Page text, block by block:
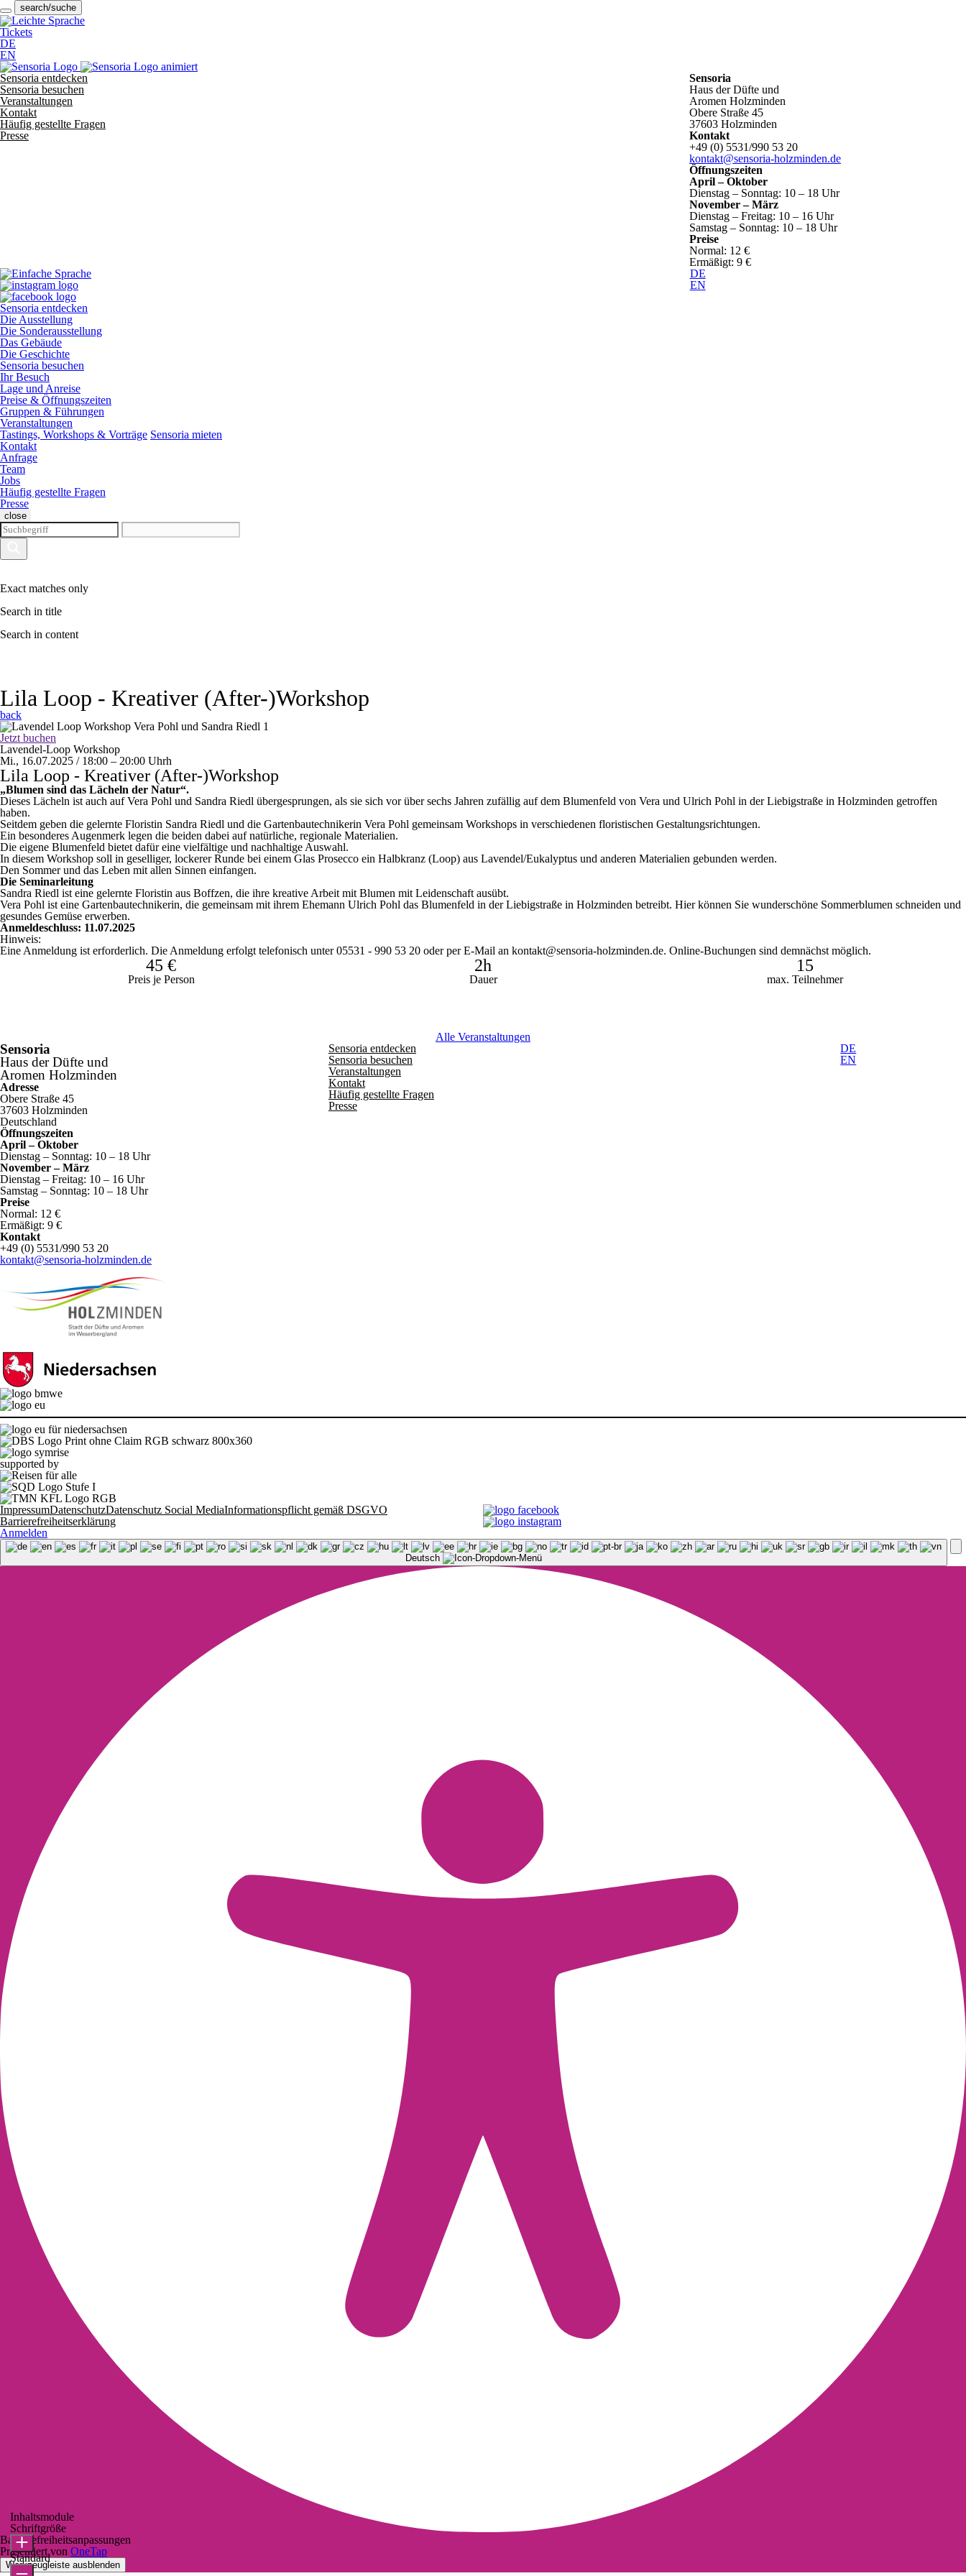
search/suche
Tickets
DE
EN
Sensoria entdecken
Sensoria besuchen
Veranstaltungen
Kontakt
Häufig gestellte Fragen
Presse
Sensoria
Haus der Düfte und
Aromen Holzminden
Obere Straße 45
37603 Holzminden
Kontakt
+49 (0) 5531/990 53 20
kontakt@sensoria-holzminden.de
Öffnungszeiten
April – Oktober
Dienstag – Sonntag: 10 – 18 Uhr
November – März
Dienstag – Freitag: 10 – 16 Uhr
Samstag – Sonntag: 10 – 18 Uhr
Preise
Normal: 12 €
Ermäßigt: 9 €
DE
EN
Sensoria entdecken
Die Ausstellung
Die Sonderausstellung
Das Gebäude
Die Geschichte
Sensoria besuchen
Ihr Besuch
Lage und Anreise
Preise & Öffnungszeiten
Gruppen & Führungen
Veranstaltungen
Tastings, Workshops & Vorträge Sensoria mieten
Kontakt
Anfrage
Team
Jobs
Häufig gestellte Fragen
Presse
close
Exact matches only
Search in title
Search in content
Lila Loop - Kreativer (After-)Workshop
back
Jetzt buchen
Lavendel-Loop Workshop
Mi., 16.07.2025 / 18:00 – 20:00 Uhrh
Lila Loop - Kreativer (After-)Workshop
„Blumen sind das Lächeln der Natur“.
Dieses Lächeln ist auch auf Vera Pohl und Sandra Riedl übergesprungen, als sie sich vor über sechs Jahren zufällig auf dem Blumenfeld von Vera und Ulrich Pohl in der Liebigstraße in Holzminden getroffen
haben.
Seitdem geben die gelernte Floristin Sandra Riedl und die Gartenbautechnikerin Vera Pohl gemeinsam Workshops in verschiedenen floristischen Gestaltungsrichtungen.
Ein besonderes Augenmerk legen die beiden dabei auf natürliche, regionale Materialien.
Die eigene Blumenfeld bietet dafür eine vielfältige und nachhaltige Auswahl.
In diesem Workshop soll in geselliger, lockerer Runde bei einem Glas Prosecco ein Halbkranz (Loop) aus Lavendel/Eukalyptus und anderen Materialien gebunden werden.
Den Sommer und das Leben mit allen Sinnen einfangen.
Die Seminarleitung
Sandra Riedl ist eine gelernte Floristin aus Boffzen, die ihre kreative Arbeit mit Blumen mit Leidenschaft ausübt.
Vera Pohl ist eine Gartenbautechnikerin, die gemeinsam mit ihrem Ehemann Ulrich Pohl das Blumenfeld in der Liebigstraße in Holzminden betreibt. Hier können Sie wunderschöne Sommerblumen schneiden und
gesundes Gemüse erwerben.
Anmeldeschluss: 11.07.2025
Hinweis:
Eine Anmeldung ist erforderlich. Die Anmeldung erfolgt telefonisch unter 05531 - 990 53 20 oder per E-Mail an kontakt@sensoria-holzminden.de. Online-Buchungen sind demnächst möglich.
45 €
Preis je Person
2h
Dauer
15
max. Teilnehmer
Alle Veranstaltungen
Sensoria
Haus der Düfte und
Aromen Holzminden
Adresse
Obere Straße 45
37603 Holzminden
Deutschland
Öffnungszeiten
April – Oktober
Dienstag – Sonntag: 10 – 18 Uhr
November – März
Dienstag – Freitag: 10 – 16 Uhr
Samstag – Sonntag: 10 – 18 Uhr
Preise
Normal: 12 €
Ermäßigt: 9 €
Kontakt
+49 (0) 5531/990 53 20
kontakt@sensoria-holzminden.de
Sensoria entdecken
Sensoria besuchen
Veranstaltungen
Kontakt
Häufig gestellte Fragen
Presse
DE
EN
supported by
ImpressumDatenschutzDatenschutz Social MediaInformationspflicht gemäß DSGVO
Barrierefreiheitserklärung
Anmelden
Deutsch
Barrierefreiheitsanpassungen
Präsentiert von OneTap
Werkzeugleiste ausblenden
Inhaltsmodule
Schriftgröße
Standard